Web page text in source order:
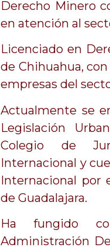
Derecho Minero
en atención al
Licenciado en
de Chihuahua,
empresas del
Actualmente se
Legislación
Colegio de
Internacional y
Internacional por
de Guadalajara.
Ha fungido
Administración